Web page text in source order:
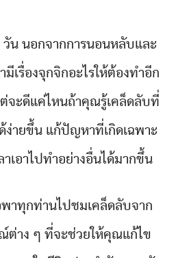
วัน นอกจากการนอนหลับและ
มีเรื่องจุกจิกอะไรให้ต้องทำอีก
จะดีแค่ไหนถ้าคุณรู้เคล็ดลับที่
ง่ายขึ้น แก้ปัญหาที่เกิดเฉพาะ
เอาไปทำอย่างอื่นได้มากขึ้น
าทุกท่านไปชมเคล็ดลับจาก
ต่าง ๆ ที่จะช่วยให้คุณแก้ไข